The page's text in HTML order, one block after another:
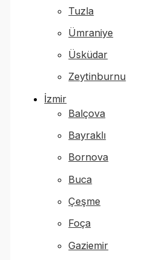
Tuzla
Ümraniye
Üsküdar
Zeytinburnu
İzmir
Balçova
Bayraklı
Bornova
Buca
Çeşme
Foça
Gaziemir